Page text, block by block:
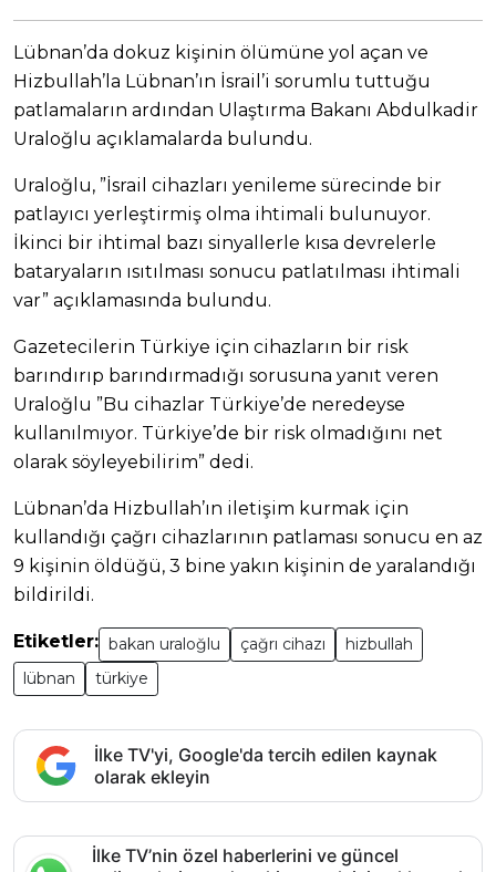
Lübnan’da dokuz kişinin ölümüne yol açan ve
Hizbullah’la Lübnan’ın İsrail’i sorumlu tuttuğu
patlamaların ardından Ulaştırma Bakanı Abdulkadir
Uraloğlu açıklamalarda bulundu.
Uraloğlu, ”İsrail cihazları yenileme sürecinde bir
patlayıcı yerleştirmiş olma ihtimali bulunuyor.
İkinci bir ihtimal bazı sinyallerle kısa devrelerle
bataryaların ısıtılması sonucu patlatılması ihtimali
var” açıklamasında bulundu.
Gazetecilerin Türkiye için cihazların bir risk
barındırıp barındırmadığı sorusuna yanıt veren
Uraloğlu ”Bu cihazlar Türkiye’de neredeyse
kullanılmıyor. Türkiye’de bir risk olmadığını net
olarak söyleyebilirim” dedi.
Lübnan’da Hizbullah’ın iletişim kurmak için
kullandığı çağrı cihazlarının patlaması sonucu en az
9 kişinin öldüğü, 3 bine yakın kişinin de yaralandığı
bildirildi.
Etiketler: bakan uraloğlu çağrı cihazı
hizbullah
lübnan
türkiye
İlke TV'yi, Google'da tercih edilen kaynak
olarak ekleyin
İlke TV’nin özel haberlerini ve güncel